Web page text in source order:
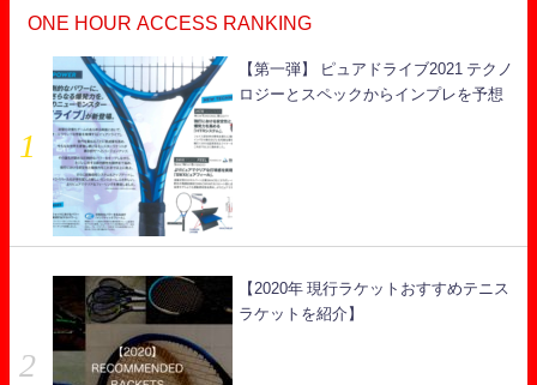
ONE HOUR ACCESS RANKING
【第一弾】 ピュアドライブ2021 テクノ
ロジーとスペックからインプレを予想
【2020年 現行ラケットおすすめテニス
ラケットを紹介】